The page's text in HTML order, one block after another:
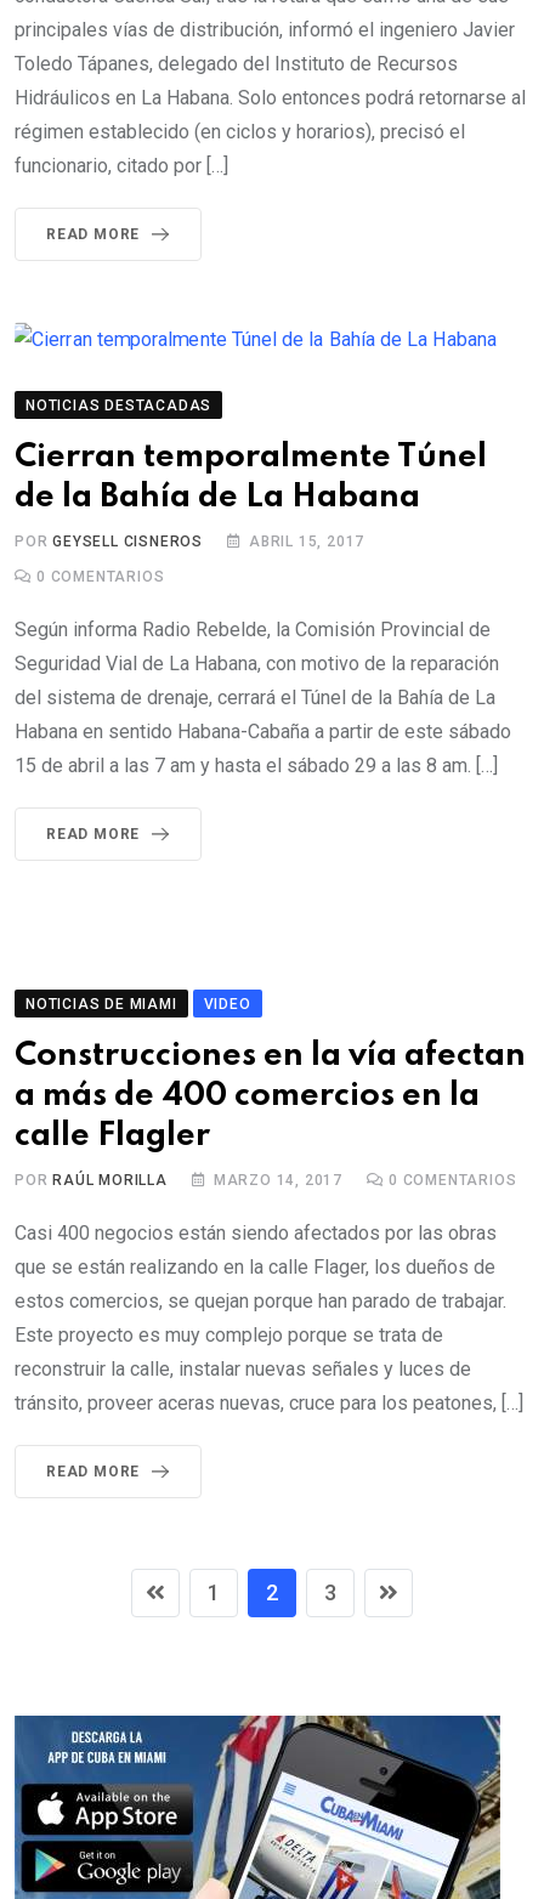
principales vías de distribución, informó el ingeniero Javier
Toledo Tápanes, delegado del Instituto de Recursos
Hidráulicos en La Habana. Solo entonces podrá retornarse al
régimen establecido (en ciclos y horarios), precisó el
funcionario, citado por […]
READ MORE
NOTICIAS DESTACADAS
Cierran temporalmente Túnel
de la Bahía de La Habana
PORGEYSELL CISNEROS ABRIL 15, 2017
0 COMENTARIOS
Según informa Radio Rebelde, la Comisión Provincial de
Seguridad Vial de La Habana, con motivo de la reparación
del sistema de drenaje, cerrará el Túnel de la Bahía de La
Habana en sentido Habana-Cabaña a partir de este sábado
15 de abril a las 7 am y hasta el sábado 29 a las 8 am. […]
READ MORE
NOTICIAS DE MIAMI VIDEO
Construcciones en la vía afectan
a más de 400 comercios en la
calle Flagler
PORRAÚL MORILLA MARZO 14, 2017 0 COMENTARIOS
Casi 400 negocios están siendo afectados por las obras
que se están realizando en la calle Flager, los dueños de
estos comercios, se quejan porque han parado de trabajar.
Este proyecto es muy complejo porque se trata de
reconstruir la calle, instalar nuevas señales y luces de
tránsito, proveer aceras nuevas, cruce para los peatones, […]
READ MORE
1 2 3